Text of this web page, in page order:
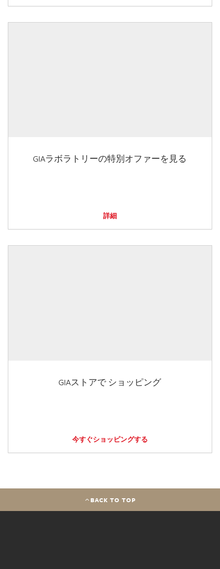
GIAラボラトリーの特別オファーを見る
詳細
GIAストアで ショッピング
今すぐショッピングする
BACK TO TOP